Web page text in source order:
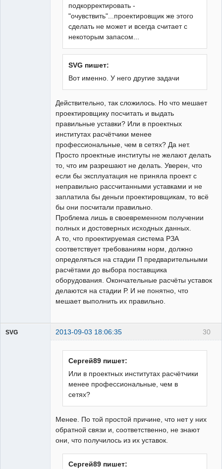
подкорректировать -
"очувствить"...проектировщик же этого
сделать не может и всегда считает с
некоторым запасом...
SVG пишет:
Вот именно. У него другие задачи
Действительно, так сложилось. Но что мешает
проектировщику посчитать и выдать
правильные уставки? Или в проектных
институтах расчётчики менее
профессиональные, чем в сетях? Да нет.
Просто проектные институты не желают делать
то, что им разрешают не делать. Уверен, что
если бы эксплуатация не приняла проект с
неправильно рассчитанными уставками и не
заплатила бы деньги проектировщикам, то всё
бы они посчитали правильно.
Проблема лишь в своевременном получении
полных и достоверных исходных данных.
А то, что проектируемая система РЗА
соответствует требованиям норм, должно
определяться на стадии П предварительными
расчётами до выбора поставщика
оборудования. Окончательные расчёты уставок
делаются на стадии Р. И не понятно, что
мешает выполнить их правильно.
30
SVG 2013-09-03 18:06:35
Сергей89 пишет:
Или в проектных институтах расчётчики
менее профессиональные, чем в
сетях?
Менее. По той простой причине, что нет у них
обратной связи и, соответственно, не знают
они, что получилось из их уставок.
Сергей89 пишет: